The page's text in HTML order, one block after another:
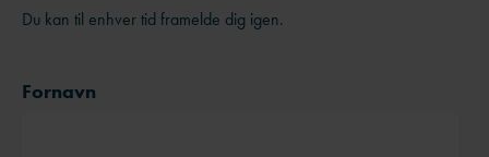
Du kan til enhver tid framelde dig igen.
Fornavn